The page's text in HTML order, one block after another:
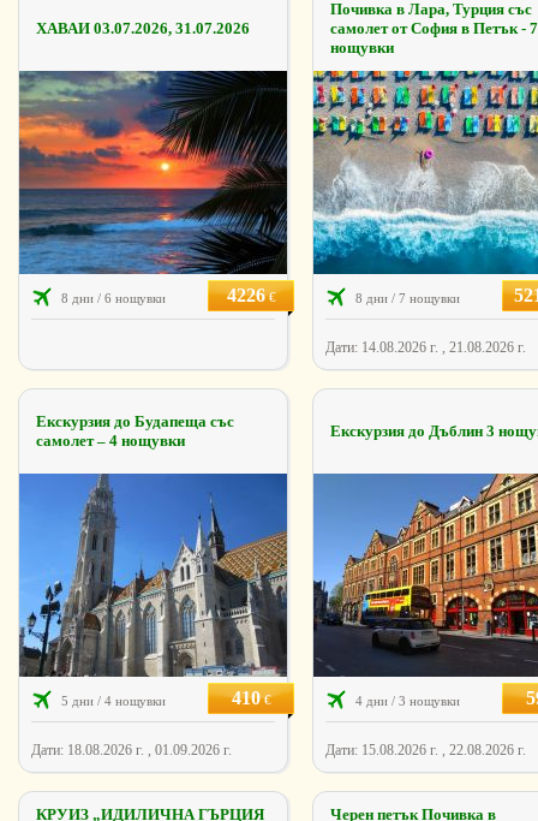
ХАВАИ 03.07.2026, 31.07.2026
8 дни / 6 нощувки 4226€
Почивка в Лара, Турция със
самолет от София в Петък - 7
нощувки
8 дни / 7 нощувки
Дати: 14.08.2026 г. , 21.08.2026 г.
Екскурзия до Будапеща със
самолет – 4 нощувки
5 дни / 4 нощувки 410€
Дати: 18.08.2026 г. , 01.09.2026 г.
Екскурзия до Дъблин 3
4 дни / 3 нощувки
Дати: 15.08.2026 г. , 22.08.2026 г.
КРУИЗ „ИДИЛИЧНА ГЪРЦИЯ
Черен петък Почивка в